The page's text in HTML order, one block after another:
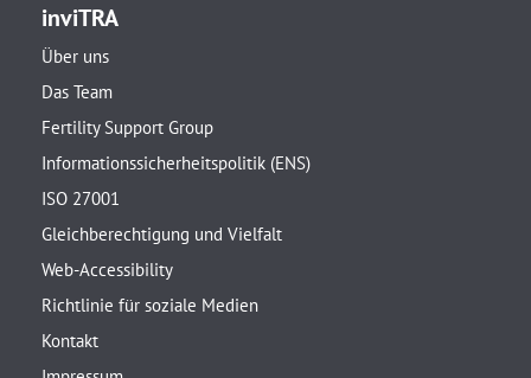
inviTRA
Über uns
Das Team
Fertility Support Group
Informationssicherheitspolitik (ENS)
ISO 27001
Gleichberechtigung und Vielfalt
Web-Accessibility
Richtlinie für soziale Medien
Kontakt